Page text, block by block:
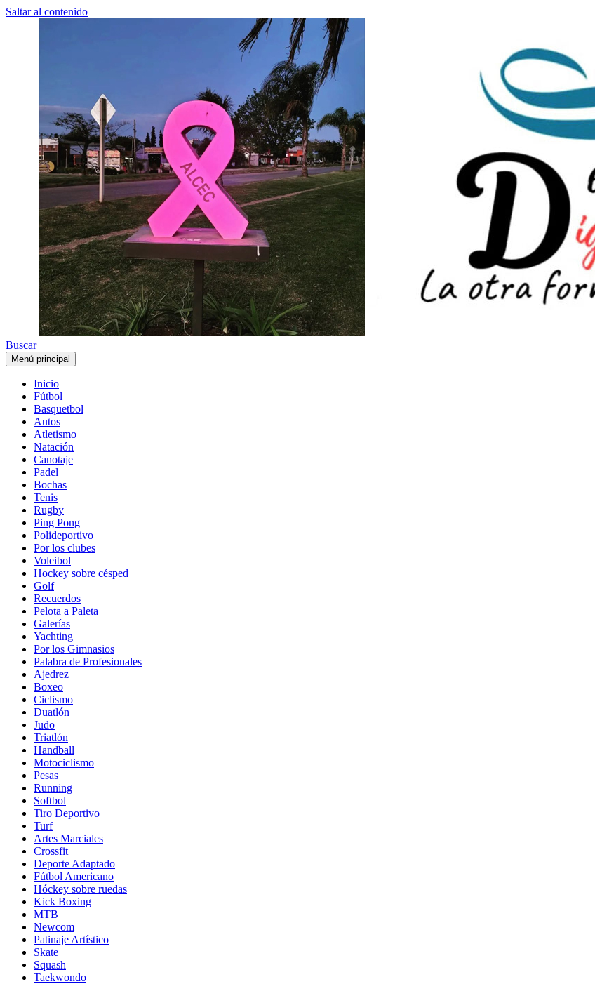
Saltar al contenido
Buscar
Menú principal
Inicio
Fútbol
Basquetbol
Autos
Atletismo
Natación
Canotaje
Padel
Bochas
Tenis
Rugby
Ping Pong
Polideportivo
Por los clubes
Voleibol
Hockey sobre césped
Golf
Recuerdos
Pelota a Paleta
Galerías
Yachting
Por los Gimnasios
Palabra de Profesionales
Ajedrez
Boxeo
Ciclismo
Duatlón
Judo
Triatlón
Handball
Motociclismo
Pesas
Running
Softbol
Tiro Deportivo
Turf
Artes Marciales
Crossfit
Deporte Adaptado
Fútbol Americano
Hóckey sobre ruedas
Kick Boxing
MTB
Newcom
Patinaje Artístico
Skate
Squash
Taekwondo